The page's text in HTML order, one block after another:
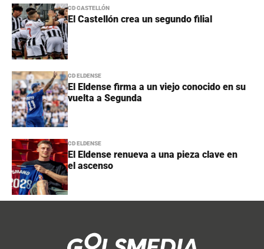
CD CASTELLÓN
El Castellón crea un segundo filial
CD ELDENSE
El Eldense firma a un viejo conocido en su
vuelta a Segunda
CD ELDENSE
El Eldense renueva a una pieza clave en
el ascenso